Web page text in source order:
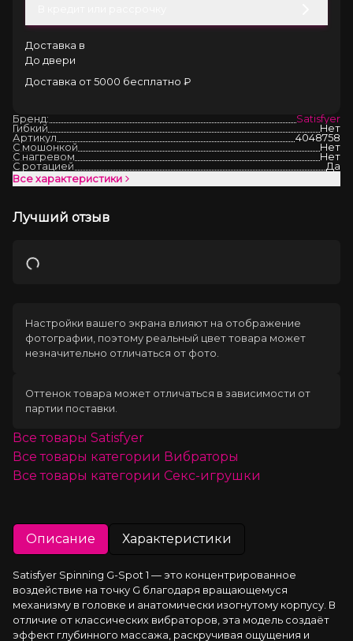
Доставка в
До двери
Доставка от 5000 бесплатно ₽
Бренд:
Satisfyer
Гибкий
Нет
Артикул
4048758
С мошонкой
Нет
С нагревом
Нет
С ротацией
Да
Все характеристики
Лучший отзыв
Загрузка
Настройки вашего экрана влияют на отображение
фотографии, поэтому реальный цвет товара может
незначительно отличаться от фото.
Оттенок товара может отличаться в зависимости от
партии поставки.
Все товары Satisfyer
Все товары категории Вибраторы
Все товары категории Секс-игрушки
Описание Характеристики
Satisfyer Spinning G-Spot 1 — это концентрированное
воздействие на точку G благодаря вращающемуся
механизму в головке и анатомически изогнутому корпусу. В
отличие от классических вибраторов, эта модель создаёт
эффект глубинного массажа, раскручивая ощущения и